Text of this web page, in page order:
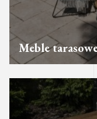
Meble